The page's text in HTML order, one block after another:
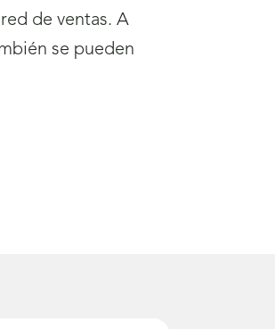
de ventas. A
se pueden